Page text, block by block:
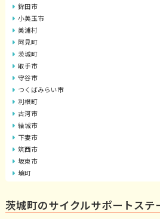
鉾田市
小美玉市
美浦村
阿見町
茨城町
取手市
守谷市
つくばみらい市
利根町
古河市
結城市
下妻市
筑西市
坂東市
境町
茨城町のサイクルサポートステ